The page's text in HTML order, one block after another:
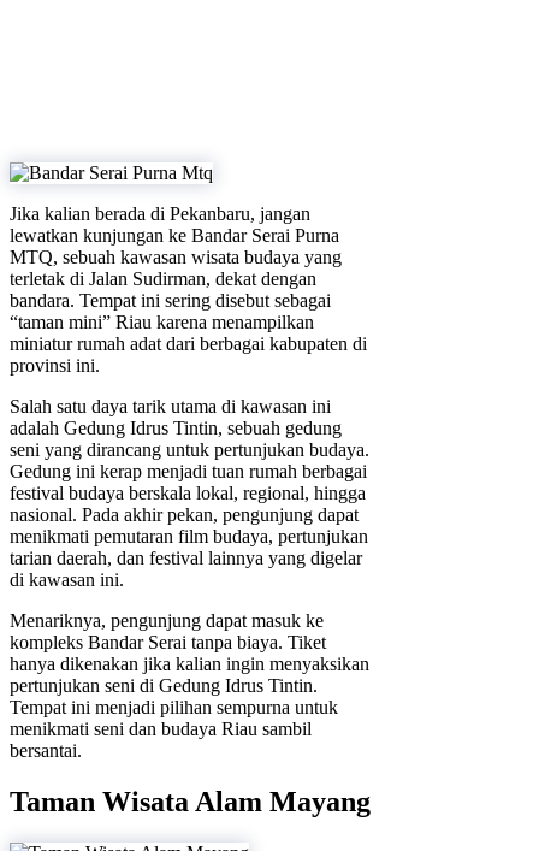
Jika kalian berada di Pekanbaru, jangan
lewatkan kunjungan ke Bandar Serai Purna
MTQ, sebuah kawasan wisata budaya yang
terletak di Jalan Sudirman, dekat dengan
bandara. Tempat ini sering disebut sebagai
“taman mini” Riau karena menampilkan
miniatur rumah adat dari berbagai kabupaten di
provinsi ini.
Salah satu daya tarik utama di kawasan ini
adalah Gedung Idrus Tintin, sebuah gedung
seni yang dirancang untuk pertunjukan budaya.
Gedung ini kerap menjadi tuan rumah berbagai
festival budaya berskala lokal, regional, hingga
nasional. Pada akhir pekan, pengunjung dapat
menikmati pemutaran film budaya, pertunjukan
tarian daerah, dan festival lainnya yang digelar
di kawasan ini.
Menariknya, pengunjung dapat masuk ke
kompleks Bandar Serai tanpa biaya. Tiket
hanya dikenakan jika kalian ingin menyaksikan
pertunjukan seni di Gedung Idrus Tintin.
Tempat ini menjadi pilihan sempurna untuk
menikmati seni dan budaya Riau sambil
bersantai.
Taman Wisata Alam Mayang